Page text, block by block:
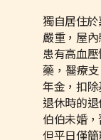
獨自居住
嚴重，屋
患有高血
藥，醫療
年金，扣
退休時的
伯伯未婚
但平日僅